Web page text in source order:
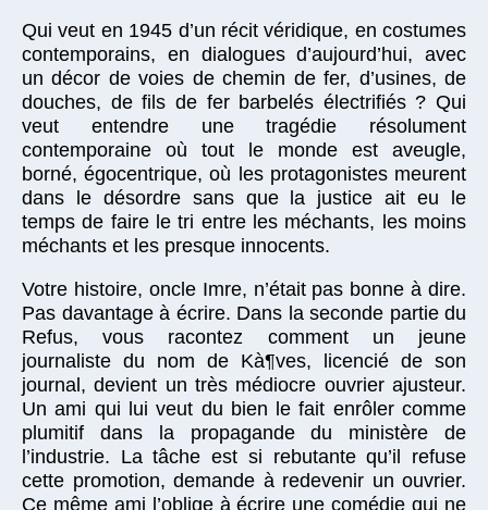
Qui veut en 1945 d’un récit véridique, en costumes
contemporains, en dialogues d’aujourd’hui, avec
un décor de voies de chemin de fer, d’usines, de
douches, de fils de fer barbelés électrifiés ? Qui
veut entendre une tragédie résolument
contemporaine où tout le monde est aveugle,
borné, égocentrique, où les protagonistes meurent
dans le désordre sans que la justice ait eu le
temps de faire le tri entre les méchants, les moins
méchants et les presque innocents.
Votre histoire, oncle Imre, n’était pas bonne à dire.
Pas davantage à écrire. Dans la seconde partie du
Refus, vous racontez comment un jeune
journaliste du nom de Kà¶ves, licencié de son
journal, devient un très médiocre ouvrier ajusteur.
Un ami qui lui veut du bien le fait enrôler comme
plumitif dans la propagande du ministère de
l’industrie. La tâche est si rebutante qu’il refuse
cette promotion, demande à redevenir un ouvrier.
Ce même ami l’oblige à écrire une comédie qui ne